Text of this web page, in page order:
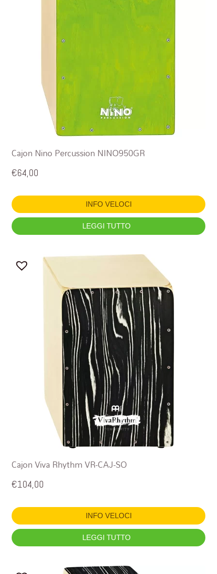
Cajon Nino Percussion NINO950GR
€64,00
INFO VELOCI
LEGGI TUTTO
Cajon Viva Rhythm VR-CAJ-SO
€104,00
INFO VELOCI
LEGGI TUTTO